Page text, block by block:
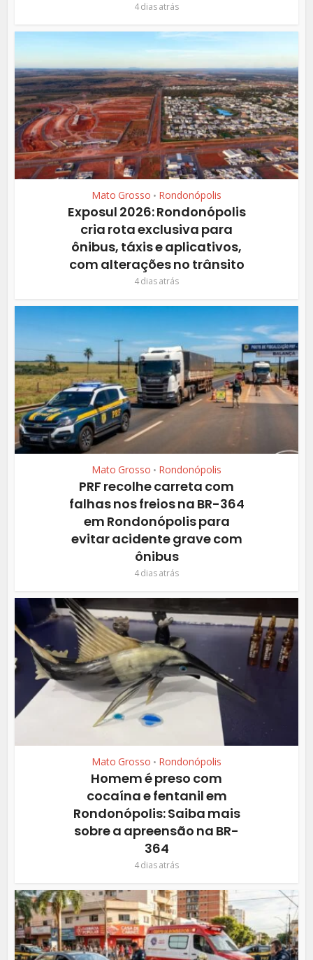
4 dias atrás
Mato Grosso • Rondonópolis
Exposul 2026: Rondonópolis
cria rota exclusiva para
ônibus, táxis e aplicativos,
com alterações no trânsito
4 dias atrás
Mato Grosso • Rondonópolis
PRF recolhe carreta com
falhas nos freios na BR-364
em Rondonópolis para
evitar acidente grave com
ônibus
4 dias atrás
Mato Grosso • Rondonópolis
Homem é preso com
cocaína e fentanil em
Rondonópolis: Saiba mais
sobre a apreensão na BR-
364
4 dias atrás